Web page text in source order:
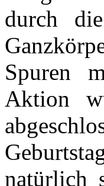
durch
Spuren
Aktion
natürlich